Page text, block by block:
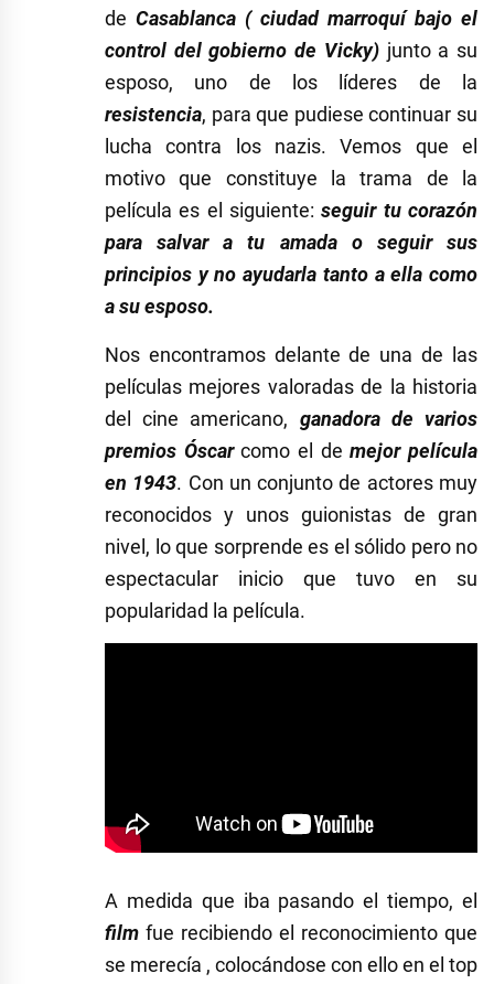
de Casablanca ( ciudad marroquí bajo el
control del gobierno de Vicky)junto a su
esposo, uno de los líderes de la
resistencia, para que pudiese continuar su
lucha contra los nazis. Vemos que el
motivo que constituye la trama de la
película es el siguiente:seguir tu corazón
para salvar a tu amada o seguir sus
principios y no ayudarla tanto a ella como
a su esposo.
Nos encontramos delante de una de las
películas mejores valoradas de la historia
del cine americano, ganadora de varios
premios Óscarcomo el demejor película
en 1943. Con un conjunto de actores muy
reconocidos y unos guionistas de gran
nivel, lo que sorprende es el sólido pero no
espectacular inicio que tuvo en su
popularidad la película.
A medida que iba pasando el tiempo, el
film fue recibiendo el reconocimiento que
se merecía , colocándose con ello en el top